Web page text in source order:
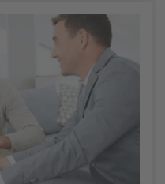
Garten schaffen
Familie. In unserem
Garten so gestalten,
passt.
mehr erfahren